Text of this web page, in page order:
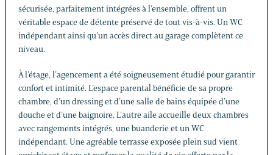
sécurisée, parfaitement intégrées à l’ensemble, offrent un
véritable espace de détente préservé de tout vis-à-vis. Un WC
indépendant ainsi qu’un accès direct au garage complètent ce
niveau.
À l’étage, l’agencement a été soigneusement étudié pour garantir
confort et intimité. L’espace parental bénéficie de sa propre
chambre, d’un dressing et d’une salle de bains équipée d’une
douche et d’une baignoire. L’autre aile accueille deux chambres
avec rangements intégrés, une buanderie et un WC
indépendant. Une agréable terrasse exposée plein sud vient